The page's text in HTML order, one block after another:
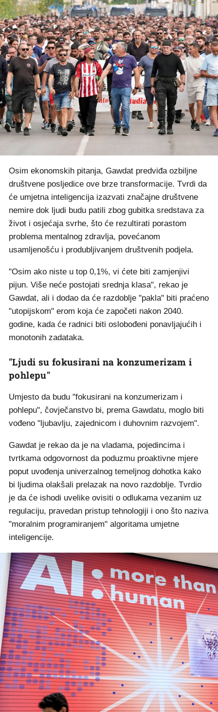
Osim ekonomskih pitanja, Gawdat predviđa ozbiljne
društvene posljedice ove brze transformacije. Tvrdi da
će umjetna inteligencija izazvati značajne društvene
nemire dok ljudi budu patili zbog gubitka sredstava za
život i osjećaja svrhe, što će rezultirati porastom
problema mentalnog zdravlja, povećanom
usamljenošću i produbljivanjem društvenih podjela.
"Osim ako niste u top 0,1%, vi ćete biti zamjenjivi
pijun. Više neće postojati srednja klasa", rekao je
Gawdat, ali i dodao da će razdoblje "pakla" biti praćeno
"utopijskom" erom koja će započeti nakon 2040.
godine, kada će radnici biti oslobođeni ponavljajućih i
monotonih zadataka.
"Ljudi su fokusirani na konzumerizam i
pohlepu"
Umjesto da budu "fokusirani na konzumerizam i
pohlepu", čovječanstvo bi, prema Gawdatu, moglo biti
vođeno "ljubavlju, zajednicom i duhovnim razvojem".
Gawdat je rekao da je na vladama, pojedincima i
tvrtkama odgovornost da poduzmu proaktivne mjere
poput uvođenja univerzalnog temeljnog dohotka kako
bi ljudima olakšali prelazak na novo razdoblje. Tvrdio
je da će ishodi uvelike ovisiti o odlukama vezanim uz
regulaciju, pravedan pristup tehnologiji i ono što naziva
"moralnim programiranjem" algoritama umjetne
inteligencije.